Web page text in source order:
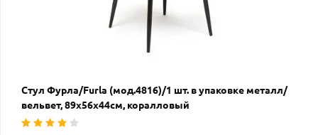
Стул Фурла/Furla (мод.4816)/1 шт. в упаковке металл/
вельвет, 89х56х44см, коралловый